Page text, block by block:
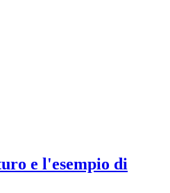
e l'esempio di